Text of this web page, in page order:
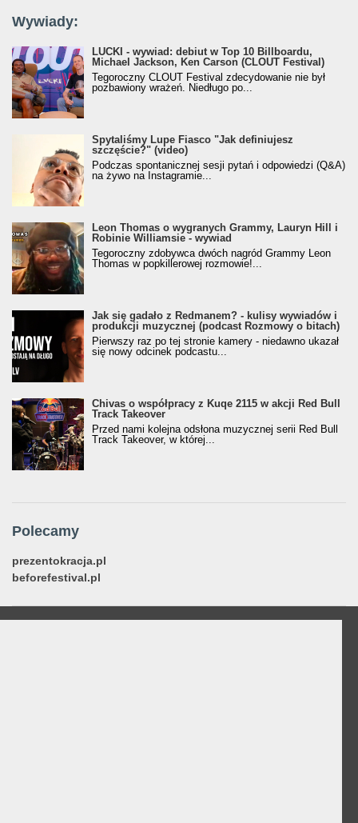
Wywiady:
LUCKI - wywiad: debiut w Top 10 Billboardu,
Michael Jackson, Ken Carson (CLOUT Festival)
Tegoroczny CLOUT Festival zdecydowanie nie był
pozbawiony wrażeń. Niedługo po...
Spytaliśmy Lupe Fiasco "Jak definiujesz
szczęście?" (video)
Podczas spontanicznej sesji pytań i odpowiedzi (Q&A)
na żywo na Instagramie...
Leon Thomas o wygranych Grammy, Lauryn Hill i
Robinie Williamsie - wywiad
Tegoroczny zdobywca dwóch nagród Grammy Leon
Thomas w popkillerowej rozmowie!...
Jak się gadało z Redmanem? - kulisy wywiadów i
produkcji muzycznej (podcast Rozmowy o bitach)
Pierwszy raz po tej stronie kamery - niedawno ukazał
się nowy odcinek podcastu...
Chivas o współpracy z Kuqe 2115 w akcji Red Bull
Track Takeover
Przed nami kolejna odsłona muzycznej serii Red Bull
Track Takeover, w której...
Polecamy
prezentokracja.pl
beforefestival.pl